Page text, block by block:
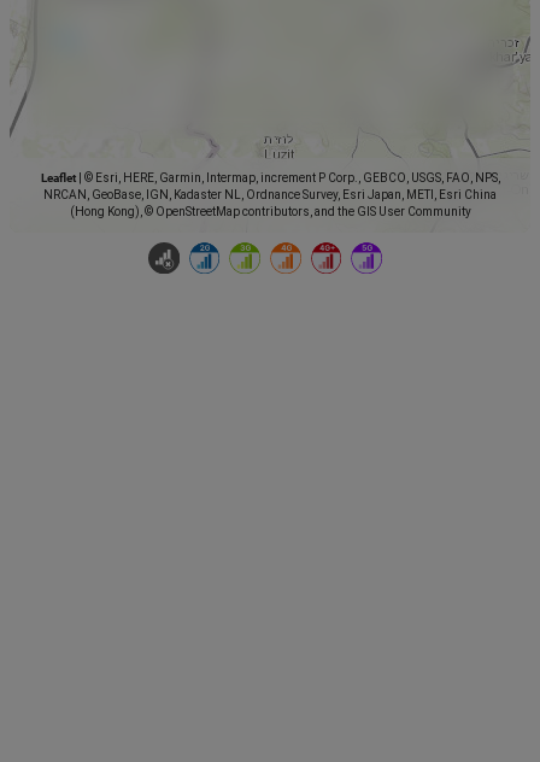
Leaflet
© Esri, HERE, Garmin, Intermap, increment P Corp., GEBCO, USGS, FAO, NPS,
NRCAN, GeoBase, IGN, Kadaster NL, Ordnance Survey, Esri Japan, METI, Esri China
(Hong Kong), © OpenStreetMap contributors, and the GIS User Community